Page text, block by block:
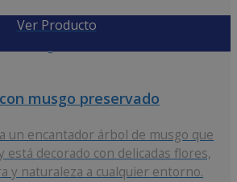
Ver Producto
musgo preservado
un encantador árbol de musgo que
está decorado con delicadas flores,
y naturaleza a cualquier entorno.